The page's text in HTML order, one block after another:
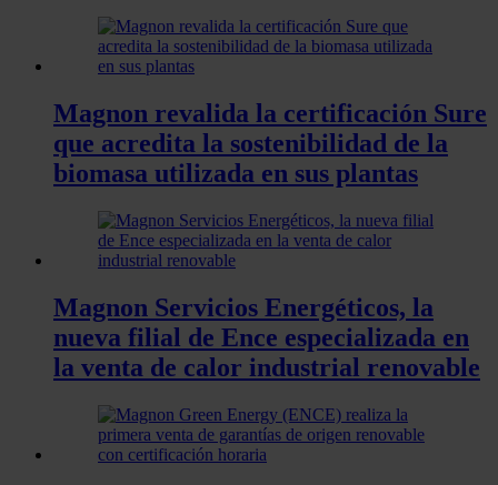
Magnon revalida la certificación Sure
que acredita la sostenibilidad de la
biomasa utilizada en sus plantas
Magnon Servicios Energéticos, la
nueva filial de Ence especializada en
la venta de calor industrial renovable